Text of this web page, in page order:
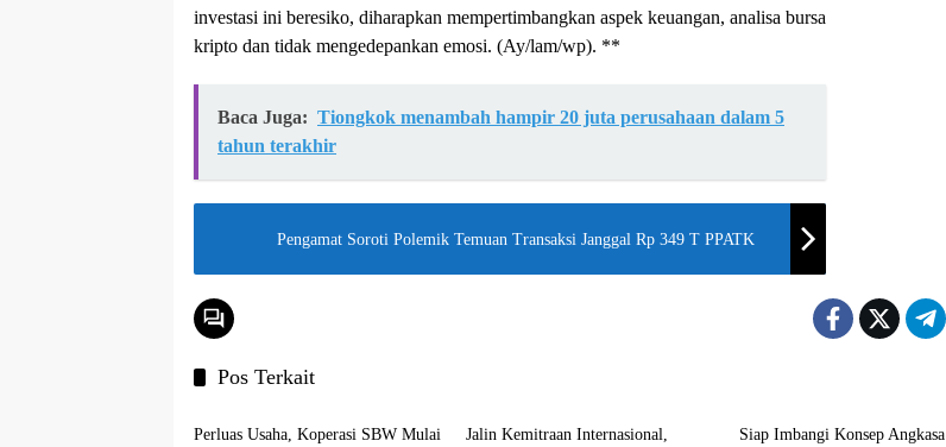
investasi ini beresiko, diharapkan mempertimbangkan aspek keuangan, analisa bursa
kripto dan tidak mengedepankan emosi. (Ay/lam/wp). **
Baca Juga: Tiongkok menambah hampir 20 juta perusahaan dalam 5
tahun terakhir
Pengamat Soroti Polemik Temuan Transaksi Janggal Rp 349 T PPATK
Pos Terkait
Ekonomi
Perluas Usaha, Koperasi SBW Mulai
Jalin Kemitraan Internasional,
Siap Imbangi Konsep Angkasa